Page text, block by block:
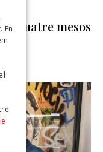
quatre mesos
En